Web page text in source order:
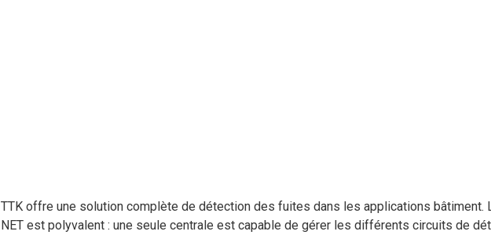
TTK offre une solution complète de détection des fuites dans les applications bâtiment.
NET est polyvalent : une seule centrale est capable de gérer les différents circuits de